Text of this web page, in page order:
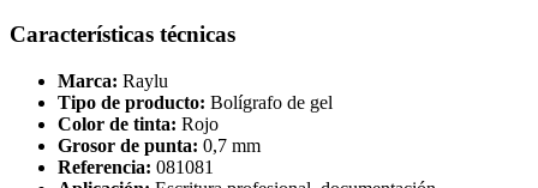
Características técnicas
Marca: Raylu
Tipo de producto: Bolígrafo de gel
Color de tinta: Rojo
Grosor de punta: 0,7 mm
Referencia: 081081